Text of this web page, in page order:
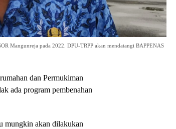
Mangunreja pada 2022. DPU-TRPP akan mendatangi BAPPENAS
dan Permukiman
ada program pembenahan
mungkin akan dilakukan